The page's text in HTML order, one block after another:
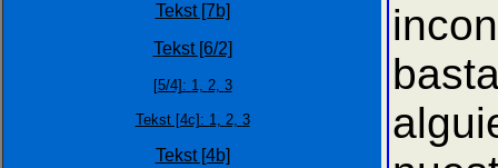
Tekst [7b]
Tekst [6/2]
[5/4]: 1, 2, 3
Tekst [4c]: 1, 2, 3
Tekst [4b]